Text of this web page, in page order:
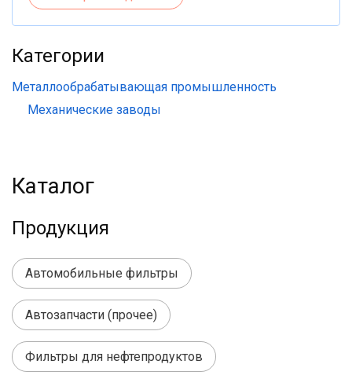
Категории
Металлообрабатывающая промышленность
Механические заводы
Каталог
Продукция
Автомобильные фильтры
Автозапчасти (прочее)
Фильтры для нефтепродуктов